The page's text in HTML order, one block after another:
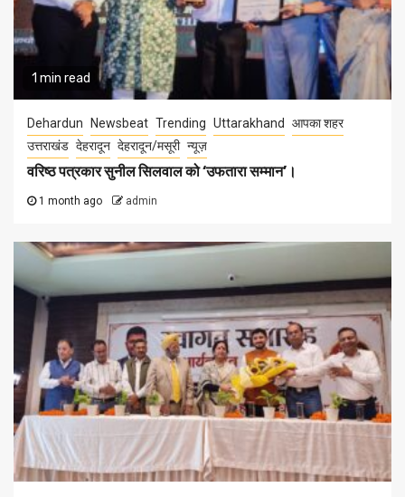
1 min read
Dehardun Newsbeat Trending Uttarakhand
आपका शहर
उत्तराखंड देहरादून देहरादून/मसूरी न्यूज़
वरिष्ठ पत्रकार सुनील सिलवाल को ‘उफतारा सम्मान’।
1 month ago admin